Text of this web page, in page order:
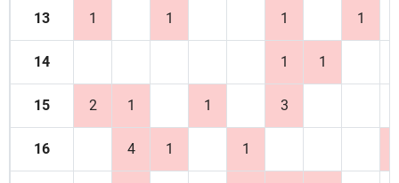
13 1 1 1 1
14 1 1
15 2 1 1 3
16 4 1 1